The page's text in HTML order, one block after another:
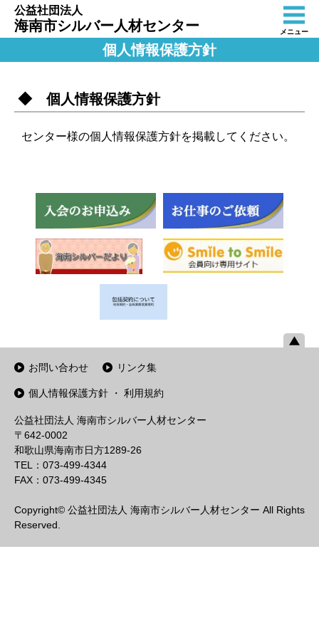
公益社団法人
海南市シルバー人材センター メニュー
個人情報保護方針
◆ 個人情報保護方針
センター様の個人情報保護方針を掲載してください。
お問い合わせ リンク集
個人情報保護方針 ・ 利用規約
公益社団法人 海南市シルバー人材センター
〒642-0002
和歌山県海南市日方1289-26
TEL：073-499-4344
FAX：073-499-4345
Copyright© 公益社団法人 海南市シルバー人材センター All Rights
Reserved.